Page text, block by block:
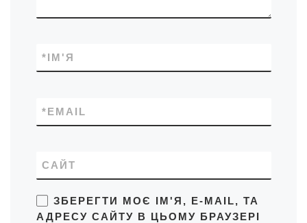
ІМ'Я
*
EMAIL
*
САЙТ
ЗБЕРЕГТИ МОЄ ІМ'Я, E-MAIL, ТА
АДРЕСУ САЙТУ В ЦЬОМУ БРАУЗЕРІ